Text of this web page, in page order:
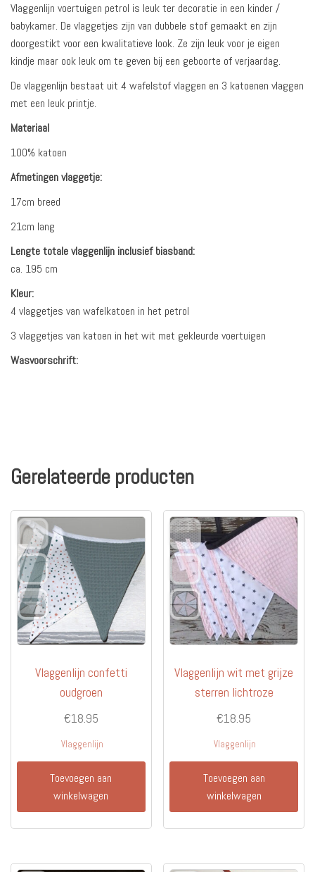
Vlaggenlijn voertuigen petrol is leuk ter decoratie in een kinder /
babykamer. De vlaggetjes zijn van dubbele stof gemaakt en zijn
doorgestikt voor een kwalitatieve look. Ze zijn leuk voor je eigen
kindje maar ook leuk om te geven bij een geboorte of verjaardag.
De vlaggenlijn bestaat uit 4 wafelstof vlaggen en 3 katoenen vlaggen
met een leuk printje.
Materiaal
100% katoen
Afmetingen vlaggetje:
17cm breed
21cm lang
Lengte totale vlaggenlijn inclusief biasband:
ca. 195 cm
Kleur:
4 vlaggetjes van wafelkatoen in het petrol
3 vlaggetjes van katoen in het wit met gekleurde voertuigen
Wasvoorschrift:
Gerelateerde producten
Vlaggenlijn confetti
oudgroen
€18.95
Vlaggenlijn
Toevoegen aan
winkelwagen
Vlaggenlijn wit met grijze
sterren lichtroze
€18.95
Vlaggenlijn
Toevoegen aan
winkelwagen